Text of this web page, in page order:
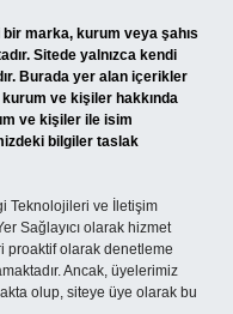
marka, kurum veya şahıs
Sitede yalnızca kendi
Burada yer alan içerikler
ve kişiler hakkında
ve kişiler ile isim
bilgiler taslak
Teknolojileri ve İletişim
Sağlayıcı olarak hizmet
proaktif olarak denetleme
Ancak, üyelerimiz
olup, siteye üye olarak bu